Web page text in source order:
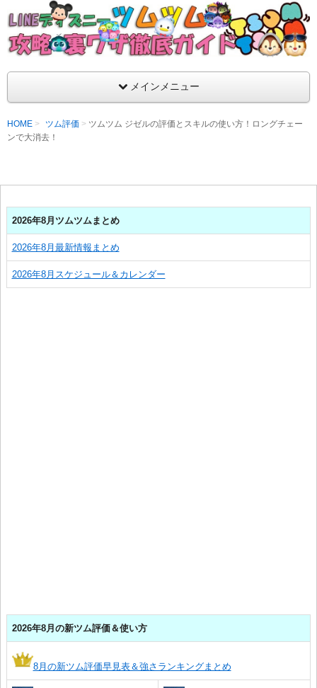
LINEディズニー ツムツム攻略・裏ワザ徹底
支持率No1！痒いところに手が届くツムツム攻略サイト！新ツ
ラ評価も丁寧に解説！ツムツムを120％楽しめるサイトを目指し
メインメニュー
HOME ツム評価
ツムツム ジゼルの評価とスキルの使い方！ロングチェー
ンで大消去！
2026年8月ツムツムまとめ
2026年8月最新情報まとめ
2026年8月スケジュール＆カレンダー
2026年8月の新ツム評価＆使い方
8月の新ツム評価早見表＆強さランキングまとめ